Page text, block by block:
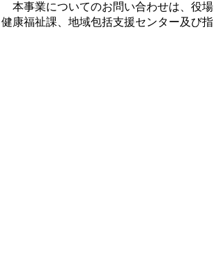
本事業についてのお問い合わせは、役場
健康福祉課、地域包括支援センター及び指